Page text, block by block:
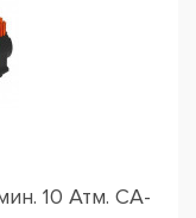
10 Атм. CA-